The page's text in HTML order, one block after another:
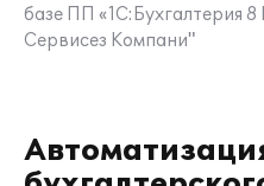
базе ПП
Сервисез Компани"